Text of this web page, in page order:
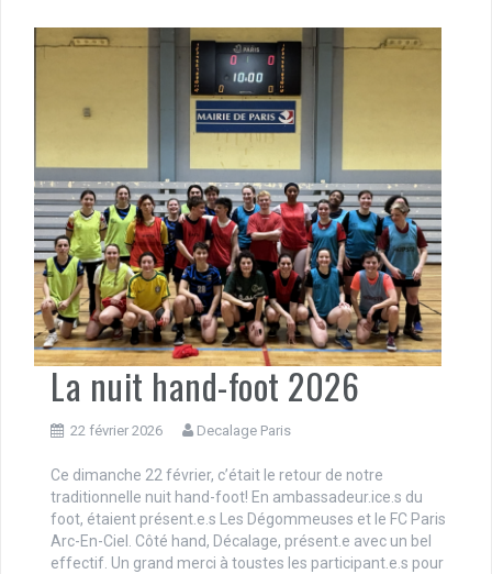
La nuit hand-foot 2026
22 février 2026 Decalage Paris
Ce dimanche 22 février, c’était le retour de notre
traditionnelle nuit hand-foot! En ambassadeur.ice.s du
foot, étaient présent.e.s Les Dégommeuses et le FC Paris
Arc-En-Ciel. Côté hand, Décalage, présent.e avec un bel
effectif. Un grand merci à toustes les participant.e.s pour